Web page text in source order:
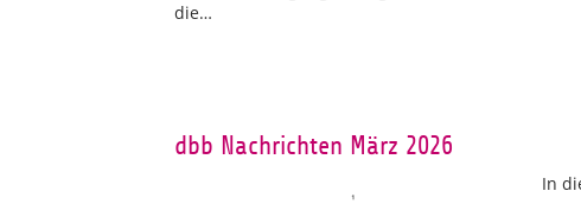
die…
dbb Nachrichten März 2026
In